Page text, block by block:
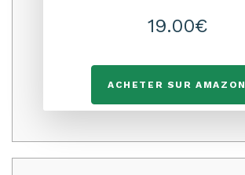
19.00€
ACHETER SUR AMAZON